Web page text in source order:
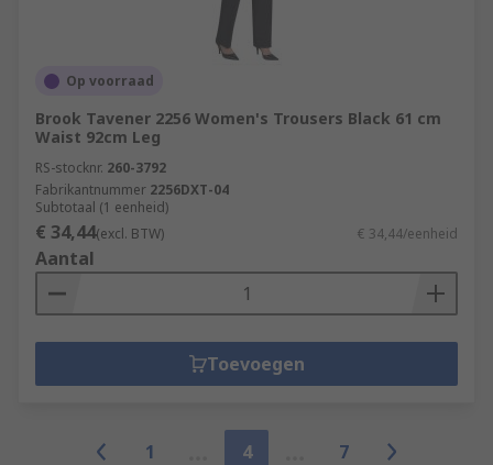
Op voorraad
Brook Tavener 2256 Women's Trousers Black 61 cm
Waist 92cm Leg
RS-stocknr. 260-3792
Fabrikantnummer 2256DXT-04
Subtotaal (1 eenheid)
€ 34,44(excl. BTW) € 34,44/eenheid
Aantal
Toevoegen
1 4
7